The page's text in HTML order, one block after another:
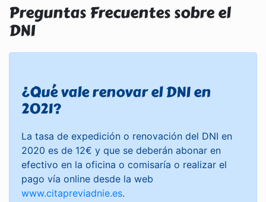
Preguntas Frecuentes sobre el
DNI
¿Qué vale renovar el DNI en
2021?
La tasa de expedición o renovación del DNI en
2020 es de 12€ y que se deberán abonar en
efectivo en la oficina o comisaría o realizar el
pago vía online desde la web
www.citapreviadnie.es.